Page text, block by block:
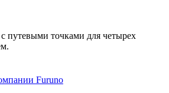
с путевыми точками для четырех
Furuno